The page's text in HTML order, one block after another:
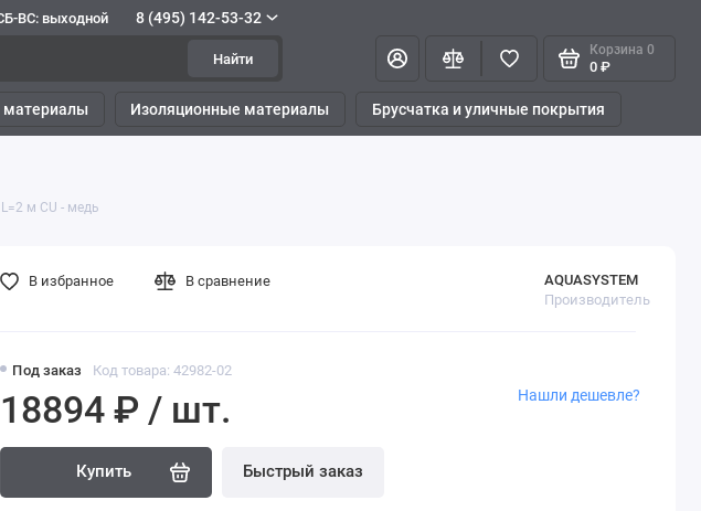
ВС: выходной 8 (495) 142-53-32
Найти
Корзина 0
0 ₽
Изоляционные материалы Брусчатка и уличные покрытия
м CU - медь
Под заказ Код товара: 42982-02
AQUASYSTEM
Производитель
18894 ₽ / шт.
Купить Быстрый заказ
Нашли дешевле?
В избранное В сравнение